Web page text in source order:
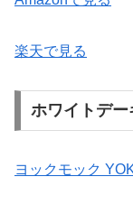
楽天で見る
ホワイトデ
ヨックモック